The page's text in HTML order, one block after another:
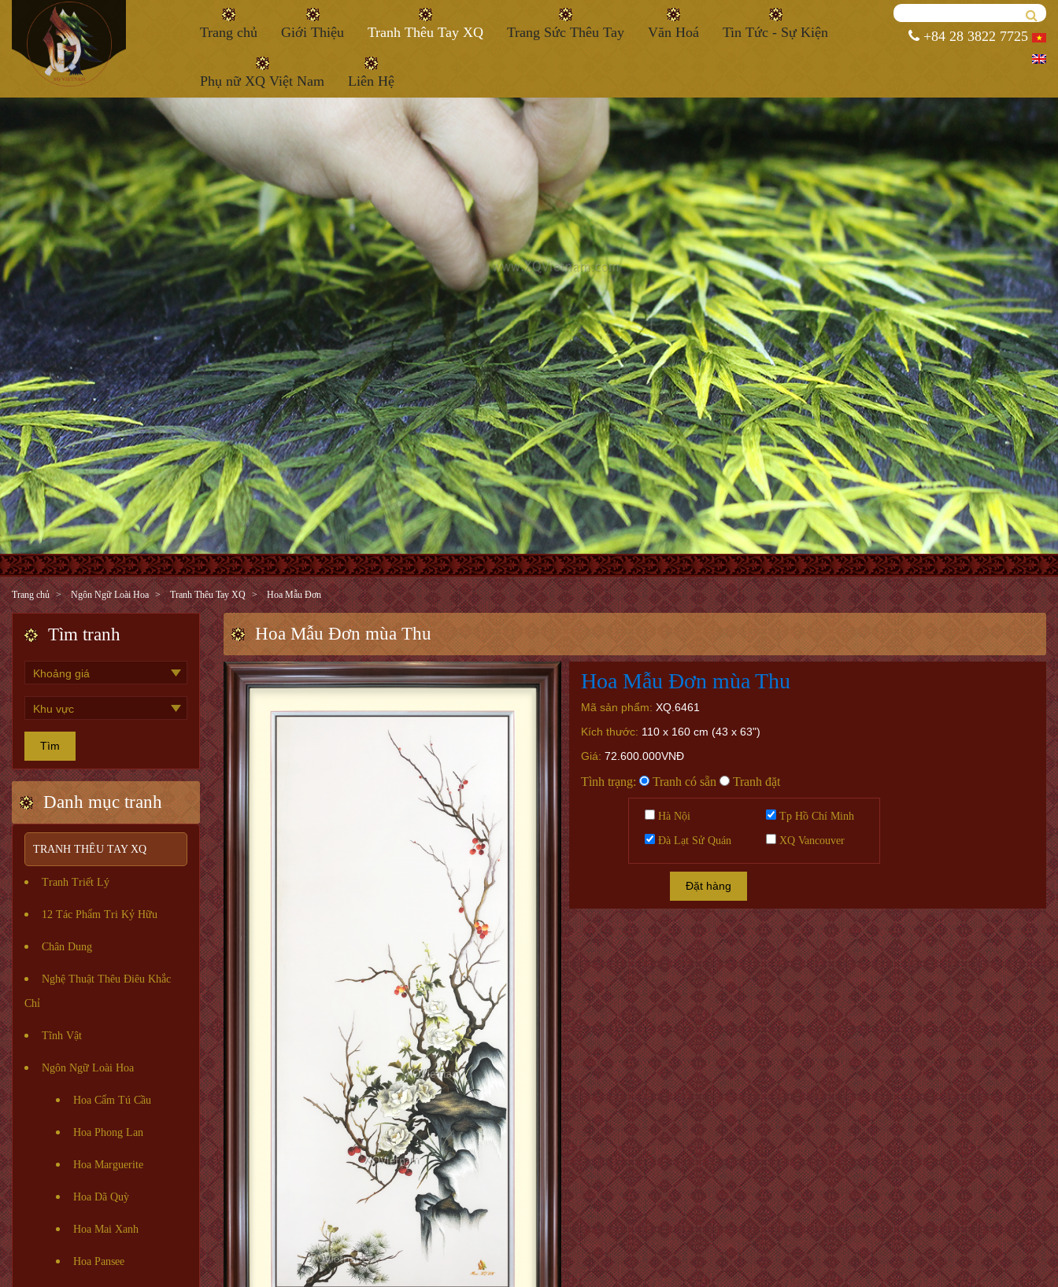
Trang chủ Giới Thiệu Tranh Thêu Tay XQ Trang Sức Thêu Tay Văn Hoá Tin Tức - Sự Kiện
Phụ nữ XQ Việt Nam Liên Hệ
+84 28 3822 7725
Trang chủ Ngôn Ngữ Loài Hoa Tranh Thêu Tay XQ Hoa Mẫu Đơn
Tìm tranh
Tìm
Danh mục tranh
TRANH THÊU TAY XQ
Tranh Triết Lý
12 Tác Phẩm Tri Kỷ Hữu
Chân Dung
Nghệ Thuật Thêu Điêu Khắc
Chỉ
Tĩnh Vật
Ngôn Ngữ Loài Hoa
Hoa Cẩm Tú Cầu
Hoa Phong Lan
Hoa Marguerite
Hoa Dã Quỳ
Hoa Mai Xanh
Hoa Pansee
Hoa Mẫu Đơn mùa Thu
Hoa Mẫu Đơn mùa Thu
Mã sản phẩm: XQ.6461
Kích thước: 110 x 160 cm (43 x 63")
Giá: 72.600.000VNĐ
Tình trạng: Tranh có sẵn Tranh đặt
Hà Nội Tp Hồ Chí Minh
Đà Lạt Sử Quán XQ Vancouver
Đặt hàng